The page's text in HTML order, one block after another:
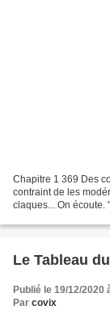
Chapitre 1 369 Des
contraint de les
claques... On écoute.
Le Tableau
Publié le 19/12/2020
Par covix